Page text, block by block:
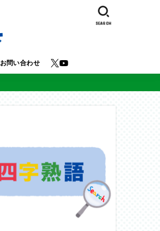
お問い合わせ
SEARCH